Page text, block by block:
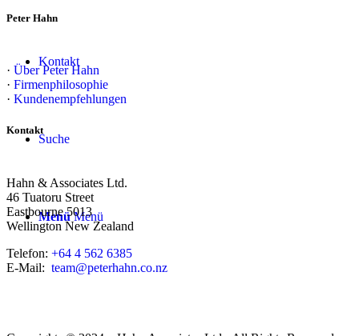
Kontakt
Suche
Menü Menü
Peter Hahn
· Über Peter Hahn
· Firmenphilosophie
· Kundenempfehlungen
Kontakt
Hahn & Associates Ltd.
46 Tuatoru Street
Eastbourne 5013
Wellington New Zealand
Telefon: +64 4 562 6385
E-Mail: team@peterhahn.co.nz